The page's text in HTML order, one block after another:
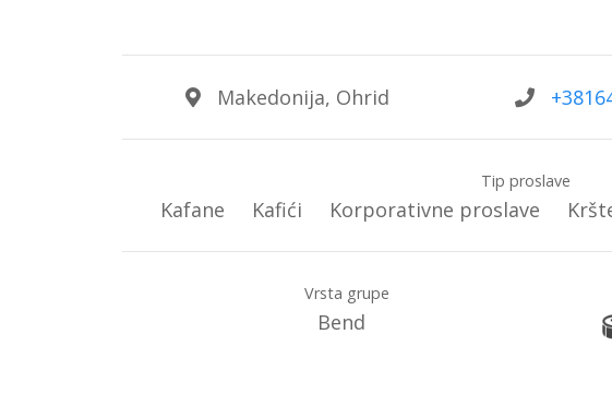
Makedonija, Ohrid
Tip proslave
Kafane Kafići Korporativne proslave
Vrsta grupe
Bend